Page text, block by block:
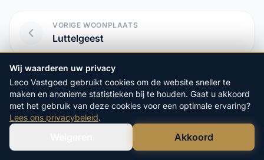
VORIGE WOONPLAATS
Luttelgeest
VOLGENDE WOONPLAATS
Nagele
Start hier uw vrijblijvende
aanvraag:
Bel Ons Direct
Wij waarderen uw privacy
Leco Vastgoed gebruikt cookies om de website sneller te
maken en anonieme statistieken bij te houden. Gaat u akkoord
met het gebruik van deze cookies voor een optimale ervaring?
Lees ons privacybeleid.
Akkoord